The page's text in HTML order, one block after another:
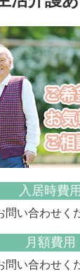
入居時費用
問い合わせく
月額費用
問い合わせく